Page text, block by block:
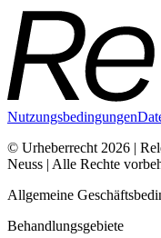
Nutzungsbedingungen
© Urheberrecht 2026 |
Neuss | Alle Rechte
Allgemeine
Behandlungsgebiete